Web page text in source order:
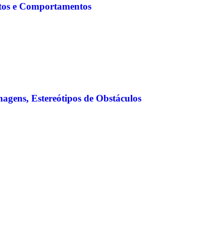
e Comportamentos
Estereótipos de Obstáculos